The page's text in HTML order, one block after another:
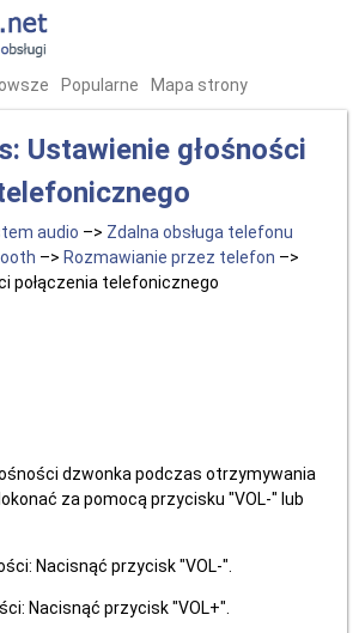
Popularne Mapa strony
Ustawienie głośności
audio –> Zdalna obsługa telefonu
–> Rozmawianie przez telefon –>
połączenia telefonicznego
dzwonka podczas otrzymywania
za pomocą przycisku "VOL-" lub
Nacisnąć przycisk "VOL-".
Nacisnąć przycisk "VOL+".